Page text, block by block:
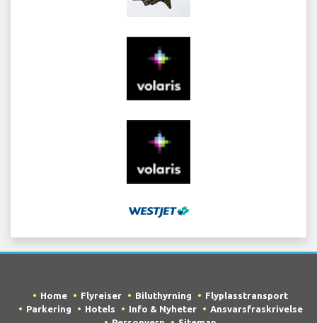
Home Flyreiser Biluthyrning
Flyplasstransport
Parkering
Hotels Info & Nyheter
Ansvarsfraskrivelse